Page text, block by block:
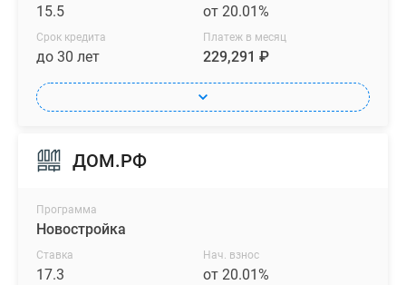
15.5 от 20.01%
Срок кредита
до 30 лет
Платеж в месяц
229,291 ₽
ДОМ.РФ
Программа
Новостройка
Ставка
17.3
Нач. взнос
от 20.01%